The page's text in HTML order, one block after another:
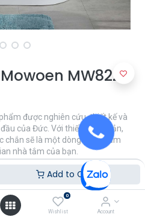
Add to Cart
0
Wishlist Account
MW8225
được nghiên cứu, thiết kế và
của Đức. Với thiết kế tối giản,
chắn sẽ là một dòng sản phẩm
nhà tắm của bạn.